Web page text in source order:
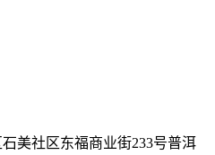
美社区东福商业街233号普洱